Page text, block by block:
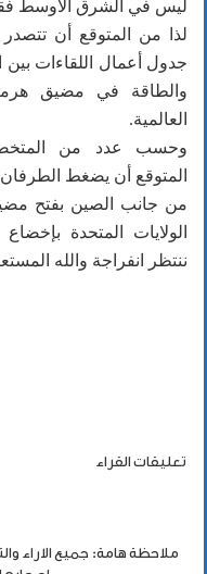
ليس في الشرق الأوسط
لذا من المتوقع أن
جدول أعمال اللقاءات بين
والطاقة في مضيق
العالمية.
وحسب عدد من
المتوقع أن يضغط
من جانب الصين بفتح
الولايات المتحدة
ننتظر انفراجة والله
تعليقات القراء
ملاحظة هامة: جميع الاراء